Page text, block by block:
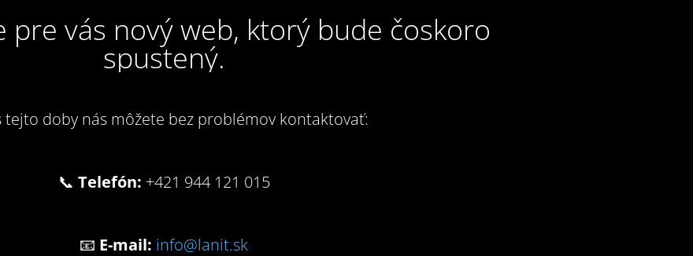
pre vás nový web, ktorý bude čoskoro
spustený.
tejto doby nás môžete bez problémov kontaktovať:
📞 Telefón: +421 944 121 015
📧 E-mail: info@lanit.sk